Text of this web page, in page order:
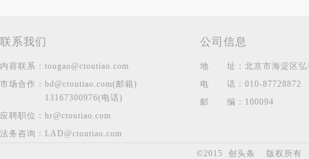
联系我们
内容联系： tougao@ctoutiao.com
市场合作： bd@ctoutiao.com(邮箱)
13167300976(电话)
应聘职位： hr@ctoutiao.com
法务咨询：
LAD@ctoutiao.com
公司信息
地 址： 北京市海淀区
电
话： 010-87728872
邮
编： 100094
©2015 创头条 版权所